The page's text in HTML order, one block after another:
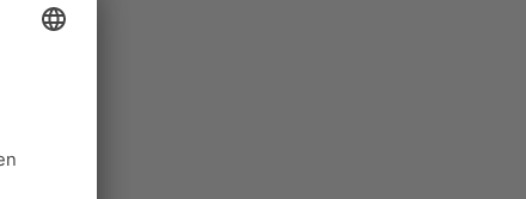
heißt.